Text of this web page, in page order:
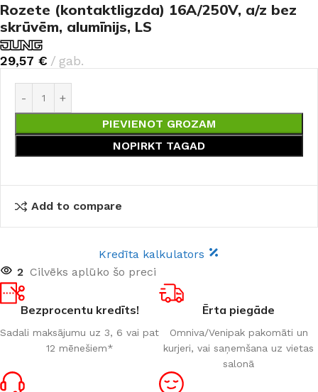
Rozete (kontaktligzda) 16A/250V, a/z bez
skrūvēm, alumīnijs, LS
29,57 € gab.
PIEVIENOT GROZAM
NOPIRKT TAGAD
Add to compare
Kredīta kalkulators
2 Cilvēks aplūko šo preci
Bezprocentu kredīts!
Sadali maksājumu uz 3, 6 vai pat
12 mēnešiem*
Ērta piegāde
Omniva/Venipak pakomāti un
kurjeri, vai saņemšana uz vietas
salonā